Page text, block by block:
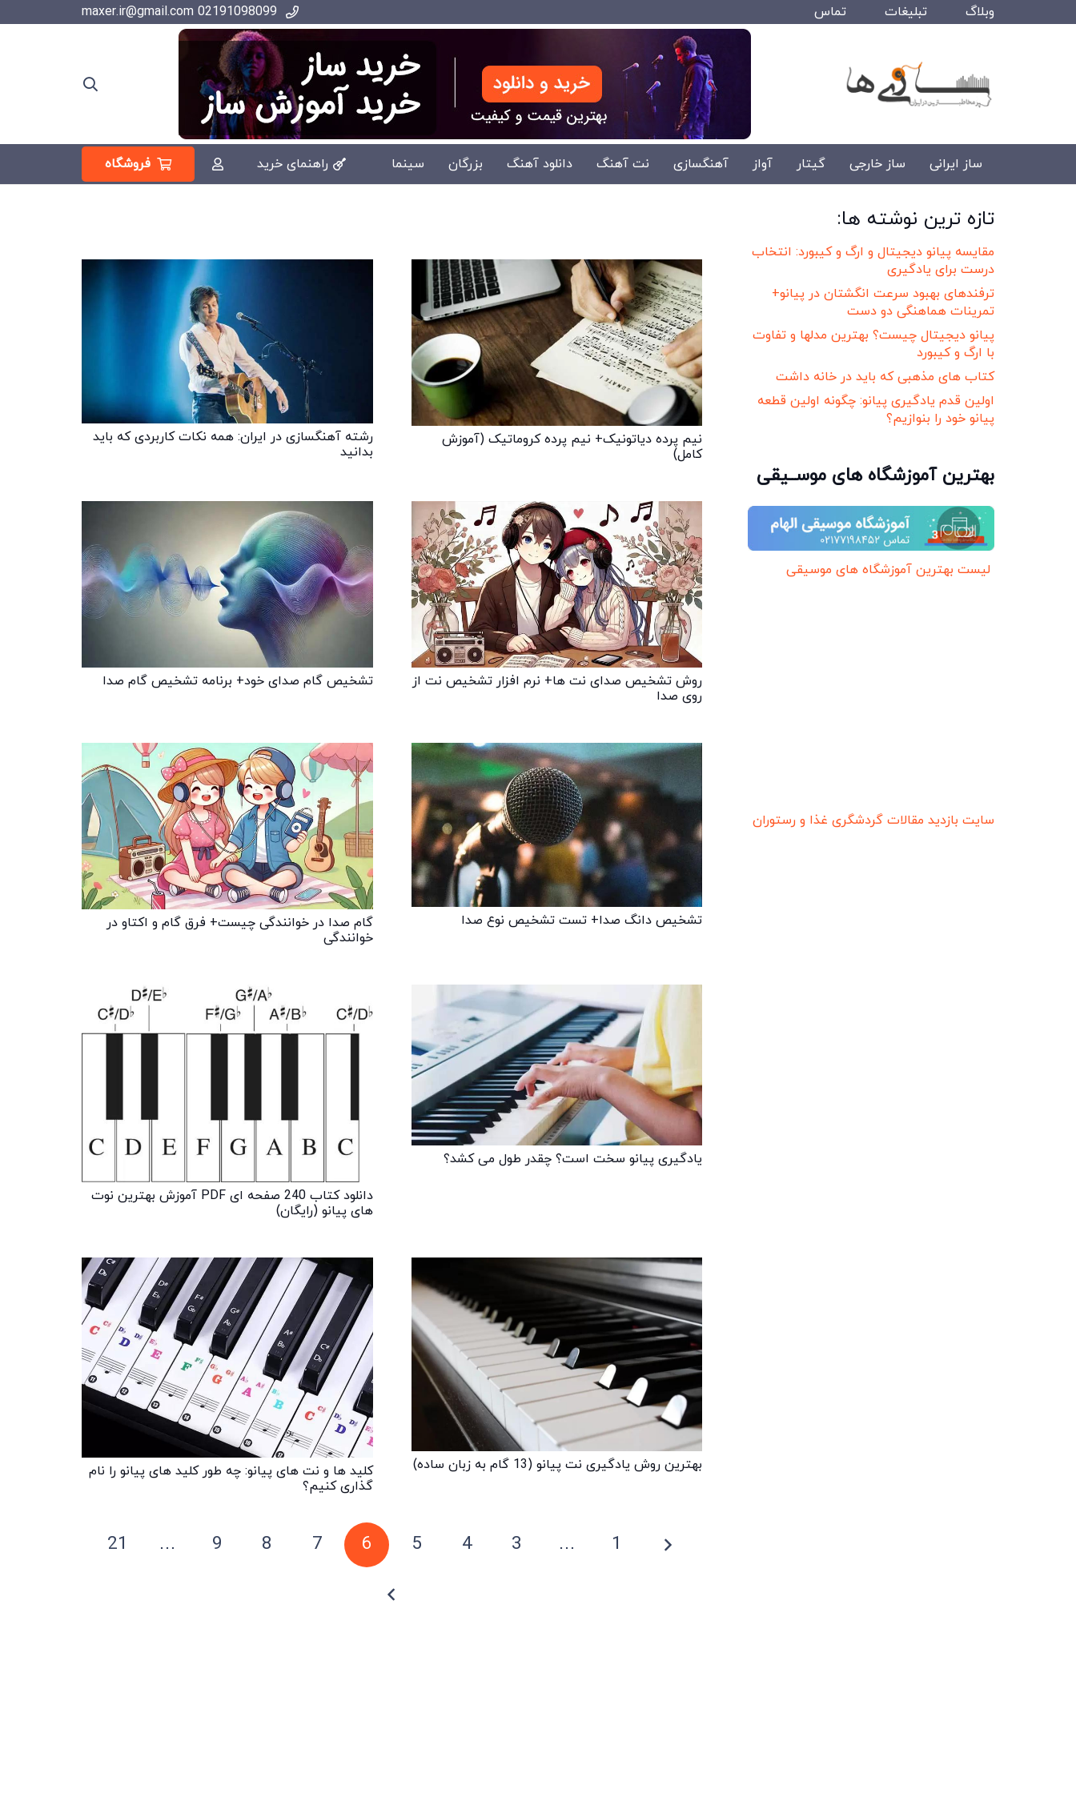
وبلاگ تبلیغات تماس
ساز ایرانی ساز خارجی گیتار آواز آهنگسازی نت آهنگ دانلود آهنگ بزرگان سینما راهنمای خرید فروشگاه
نیم پرده دیاتونیک+ نیم پرده کروماتیک (آموزش
کامل)
رشته آهنگسازی در ایران: همه نکات کاربردی که باید
بدانید
روش تشخیص صدای نت ها+ نرم افزار تشخیص نت از
روی صدا
تشخیص گام صدای خود+ برنامه تشخیص گام صدا
تشخیص دانگ صدا+ تست تشخیص نوع صدا
گام صدا در خوانندگی چیست+ فرق گام و اکتاو در
خوانندگی
یادگیری پیانو سخت است؟ چقدر طول می کشد؟
دانلود کتاب 240 صفحه ای PDF آموزش بهترین نوت
های پیانو (رایگان)
بهترین روش یادگیری نت پیانو (13 گام به زبان ساده)
کلید ها و نت های پیانو: چه طور کلید های پیانو را نام
گذاری کنیم؟
1
…
3
4
5
6
7
8
9
…
21
تازه ترین نوشته ها:
مقایسه پیانو دیجیتال و ارگ و کیبورد: انتخاب
درست برای یادگیری
ترفندهای بهبود سرعت انگشتان در پیانو+
تمرینات هماهنگی دو دست
پیانو دیجیتال چیست؟ بهترین مدلها و تفاوت
با ارگ و کیبورد
کتاب های مذهبی که باید در خانه داشت
اولین قدم یادگیری پیانو: چگونه اولین قطعه
پیانو خود را بنوازیم؟
بهترین آموزشگاه های موســیقی
لیست بهترین آموزشگاه های موسیقی
سایت بازدید مقالات گردشگری غذا و رستوران